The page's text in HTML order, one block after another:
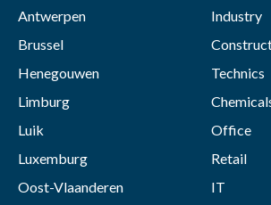
Antwerpen
Brussel
Henegouwen
Limburg
Luik
Luxemburg
Oost-Vlaanderen
Industry
Technics
Office
Retail
IT